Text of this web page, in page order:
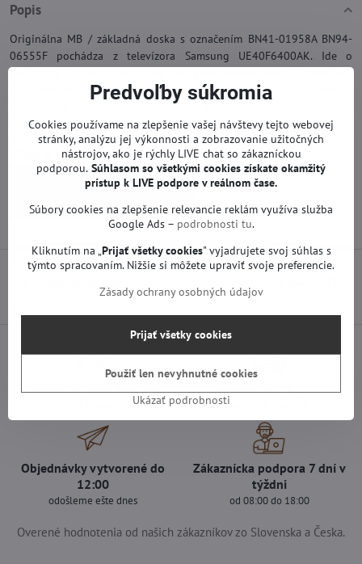
Popis
Originálna MB / základná doska s označením BN41-01958A BN94-
06555F pochádza z televízora Samsung UE40F6400AK. Ide o
originálny použitý diel, ktorý bol pred demontážou z televízora
dôkladne otestovaný. Doska je plne funkčná od výroby, nebola
opravovaná ani repasovaná. Na použitý TV náhradný diel
poskytujeme záruku 12 mesiacov.
Viac z kategórie
Náhradné diely | Samsung TV
Základné dosky | Samsung TV
Osobný odber v Trenčíne Doprava len za 2,90 €
Objednávky vytvorené do
12:00
odošleme ešte dnes
Zákaznícka podpora 7 dní v
týždni
od 08:00 do 18:00
Overené hodnotenia od našich zákazníkov zo Slovenska a Česka.
Predvoľby súkromia
Cookies používame na zlepšenie vašej návštevy tejto webovej
stránky, analýzu jej výkonnosti a zobrazovanie užitočných
nástrojov, ako je rýchly LIVE chat so zákazníckou
podporou. Súhlasom so všetkými cookies získate okamžitý
prístup k LIVE podpore v reálnom čase.
Súbory cookies na zlepšenie relevancie reklám využíva služba
Google Ads – podrobnosti tu.
Kliknutím na „Prijať všetky cookies" vyjadrujete svoj súhlas s
týmto spracovaním. Nižšie si môžete upraviť svoje preferencie.
Zásady ochrany osobných údajov
Ukázať podrobnosti
Prijať všetky cookies
Použiť len nevyhnutné cookies